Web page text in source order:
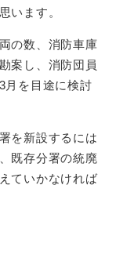
います。
の数、消防車庫
案し、消防団員
月を目途に検討
を新設するには
既存分署の統廃
ていかなければ